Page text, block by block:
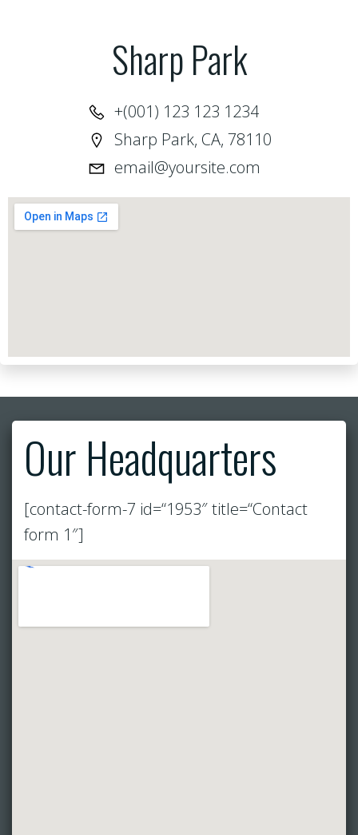
Sharp Park
+(001) 123 123 1234
Sharp Park, CA, 78110
email@yoursite.com
Our Headquarters
[contact-form-7 id=“1953″ title=“Contact
form 1″]